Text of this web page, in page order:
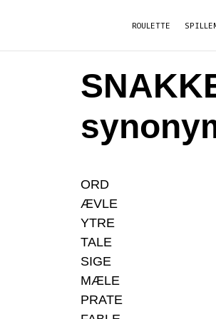
ROULETTE
ORD
ÆVLE
YTRE
TALE
SIGE
MÆLE
PRATE